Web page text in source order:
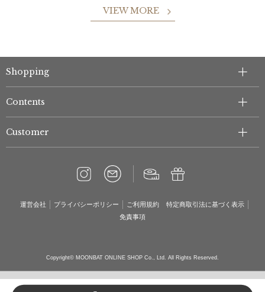
VIEW MORE
Shopping
Contents
Customer
運営会社 プライバシーポリシー ご利用規約
特定商取引法に基づく表示
免責事項
Copyright© MOONBAT ONLINE SHOP Co., Ltd. All Rights Reserved.